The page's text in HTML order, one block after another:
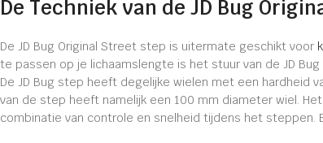
De Techniek van de JD Bug
De JD Bug Original Street step is uitermate geschikt voor
te passen op je lichaamslengte is het stuur van de JD
De JD Bug step heeft degelijke wielen met een hardheid
van de step heeft namelijk een 100 mm diameter wiel.
combinatie van controle en snelheid tijdens het